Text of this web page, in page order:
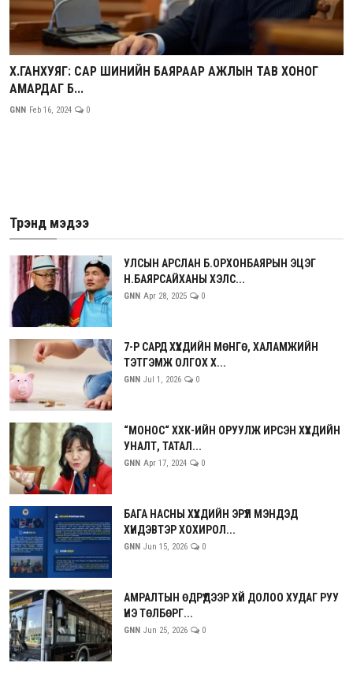
Х.ГАНХУЯГ: САР ШИНИЙН БАЯРААР АЖЛЫН ТАВ ХОНОГ
АМАРДАГ Б...
GNN Feb 16, 2024 0
Трэнд мэдээ
УЛСЫН АРСЛАН Б.ОРХОНБАЯРЫН ЭЦЭГ
Н.БАЯРСАЙХАНЫ ХЭЛС...
GNN Apr 28, 2025 0
7-Р САРД ХҮҮХДИЙН МӨНГӨ, ХАЛАМЖИЙН
ТЭТГЭМЖ ОЛГОХ Х...
GNN Jul 1, 2026 0
“МОНОС“ ХХК-ИЙН ОРУУЛЖ ИРСЭН ХҮҮХДИЙН
УНАЛТ, ТАТАЛ...
GNN Apr 17, 2024 0
БАГА НАСНЫ ХҮҮХДИЙН ЭРҮҮЛ МЭНДЭД
ХҮНДЭВТЭР ХОХИРОЛ...
GNN Jun 15, 2026 0
АМРАЛТЫН ӨДРҮҮДЭЭР ХҮЙ ДОЛОО ХУДАГ РУУ
ҮНЭ ТӨЛБӨРГ...
GNN Jun 25, 2026 0